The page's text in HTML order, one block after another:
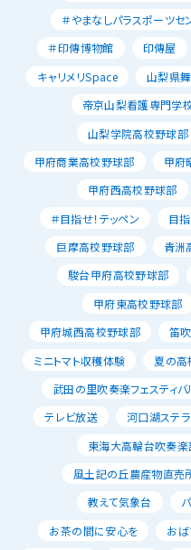
＃やまなしパラスポーツセ
＃印傳博物館
印傳屋
キャリメリSpace
山梨県
帝京山梨看護専門学
山梨学院高校野球部
甲府商業高校野球部
甲府
甲府西高校野球部
＃目指せ！テッペン
目
巨摩高校野球部
青洲
駿台甲府高校野球部
甲府東高校野球部
甲府城西高校野球部
笛
ミニトマト収穫体験
夏の
武田の里吹奏楽フェスティバ
テレビ放送
河口湖ステ
東海大高輪台吹奏楽
風土記の丘農産物直売
教えて気象台
お茶の間に安心を
お